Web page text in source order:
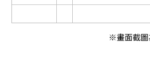
※畫面截圖